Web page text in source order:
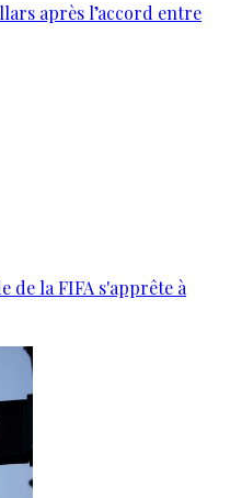
après l’accord entre
de la FIFA s'apprête à